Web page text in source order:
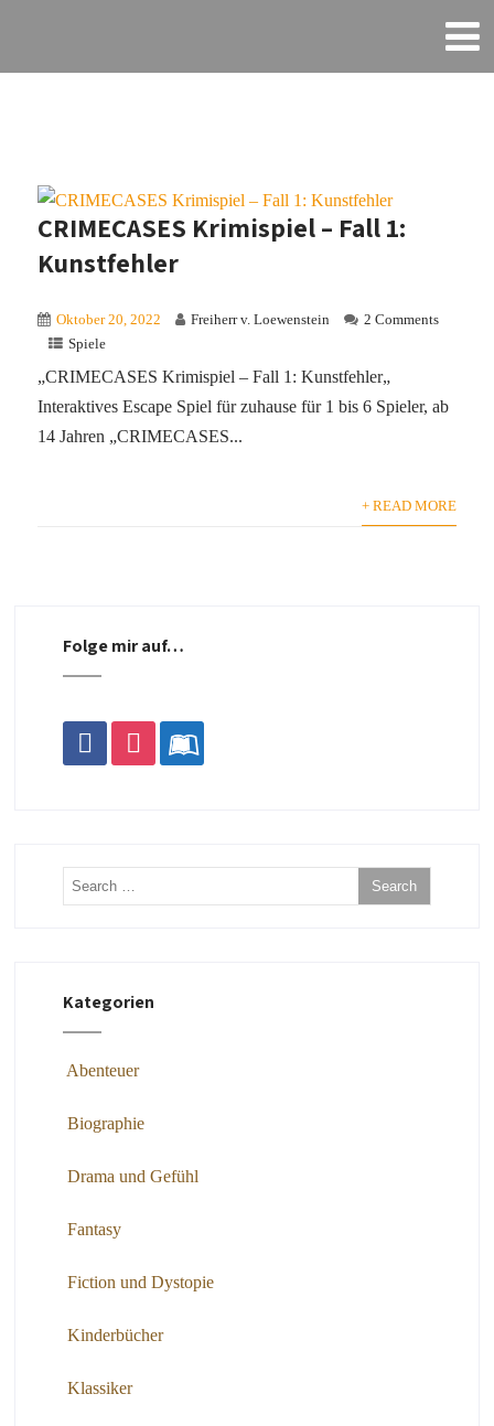
CRIMECASES Krimispiel – Fall 1:
Kunstfehler
Oktober 20, 2022 Freiherr v. Loewenstein
2 Comments
Spiele
„CRIMECASES Krimispiel – Fall 1: Kunstfehler„
Interaktives Escape Spiel für zuhause für 1 bis 6 Spieler, ab
14 Jahren „CRIMECASES...
+ READ MORE
Folge mir auf…
facebookinstagramleanpub
Kategorien
Abenteuer
Biographie
Drama und Gefühl
Fantasy
Fiction und Dystopie
Kinderbücher
Klassiker